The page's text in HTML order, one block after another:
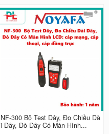
NF-300 Bộ Test Dây, Đo Chiều Dà
i Dây, Dò Dây Có Màn Hình...